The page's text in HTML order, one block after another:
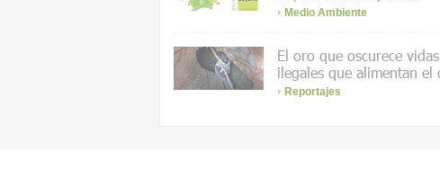
Medio Ambiente
El oro que oscurece
ilegales que alimentan
Reportajes